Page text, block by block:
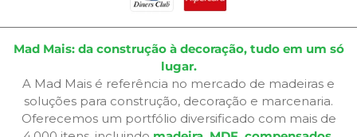
Mad Mais: da construção à decoração, tudo em um só
lugar.
A Mad Mais é referência no mercado de madeiras e
soluções para construção, decoração e marcenaria.
Oferecemos um portfólio diversificado com mais de